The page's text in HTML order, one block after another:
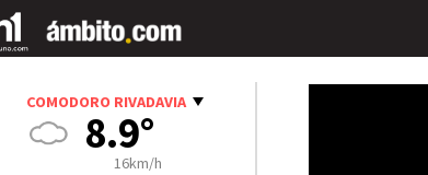
COMODORO RIVADAVIA
8.9°
16km/h